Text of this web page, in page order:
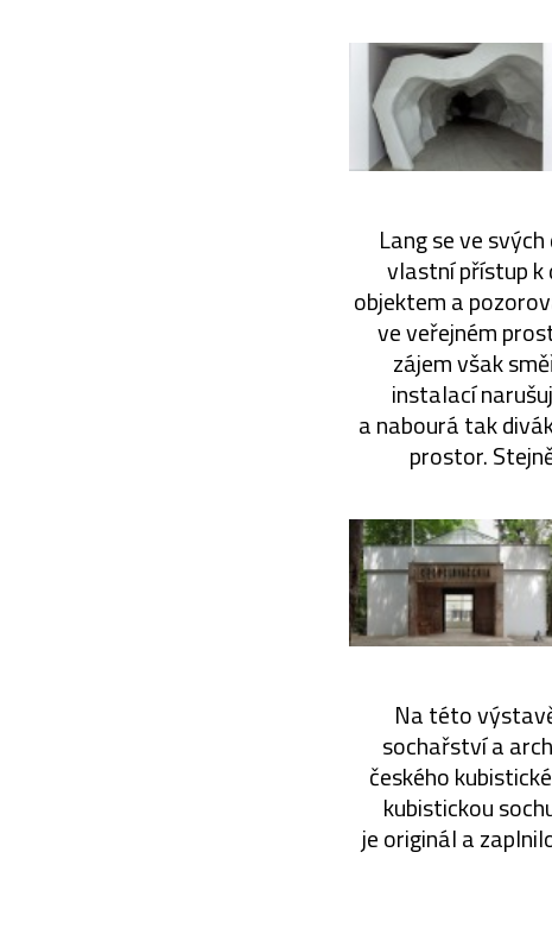
Lang se ve
vlastní přístup k
objektem a
ve veřejném
zájem však
instalací
a nabourá tak
prostor.
Na této
sochařství a
českého
kubistickou
je originál a